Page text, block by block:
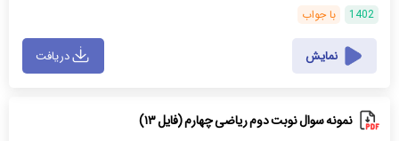
1402 با جواب
نمایش دریافت
نمونه سوال نوبت دوم ریاضی چهارم (فایل ۱۳)